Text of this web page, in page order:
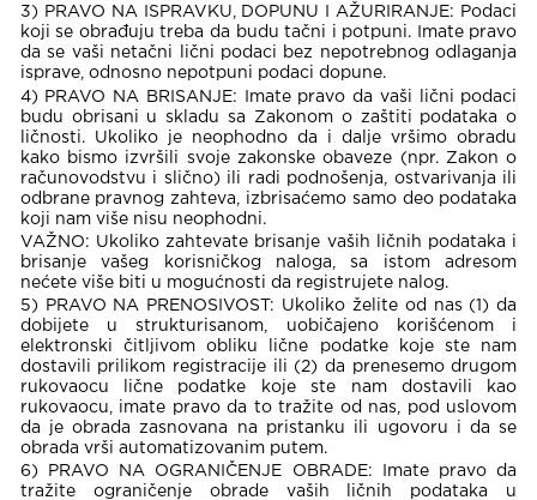
3) PRAVO NA ISPRAVKU, DOPUNU I AŽURIRANJE: Podaci
koji se obrađuju treba da budu tačni i potpuni. Imate pravo
da se vaši netačni lični podaci bez nepotrebnog odlaganja
isprave, odnosno nepotpuni podaci dopune.
4) PRAVO NA BRISANJE: Imate pravo da vaši lični podaci
budu obrisani u skladu sa Zakonom o zaštiti podataka o
ličnosti. Ukoliko je neophodno da i dalje vršimo obradu
kako bismo izvršili svoje zakonske obaveze (npr. Zakon o
računovodstvu i slično) ili radi podnošenja, ostvarivanja ili
odbrane pravnog zahteva, izbrisaćemo samo deo podataka
koji nam više nisu neophodni.
VAŽNO: Ukoliko zahtevate brisanje vaših ličnih podataka i
brisanje vašeg korisničkog naloga, sa istom adresom
nećete više biti u mogućnosti da registrujete nalog.
5) PRAVO NA PRENOSIVOST: Ukoliko želite od nas (1) da
dobijete u strukturisanom, uobičajeno korišćenom i
elektronski čitljivom obliku lične podatke koje ste nam
dostavili prilikom registracije ili (2) da prenesemo drugom
rukovaocu lične podatke koje ste nam dostavili kao
rukovaocu, imate pravo da to tražite od nas, pod uslovom
da je obrada zasnovana na pristanku ili ugovoru i da se
obrada vrši automatizovanim putem.
6) PRAVO NA OGRANIČENJE OBRADE: Imate pravo da
tražite ograničenje obrade vaših ličnih podataka u